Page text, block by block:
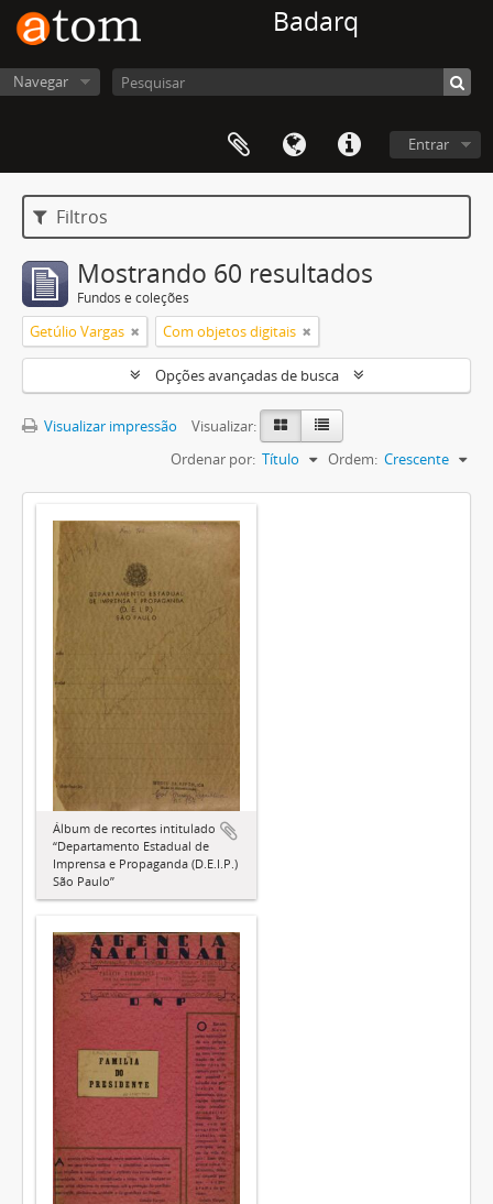
Badarq
Navegar
Entrar
Filtros
Mostrando 60 resultados
Fundos e coleções
Getúlio Vargas Com objetos digitais
Opções avançadas de busca
Visualizar impressão
Visualizar:
Ordenar por: Título Ordem: Crescente
Álbum de recortes intitulado
“Departamento Estadual de
Imprensa e Propaganda (D.E.I.P.)
São Paulo”